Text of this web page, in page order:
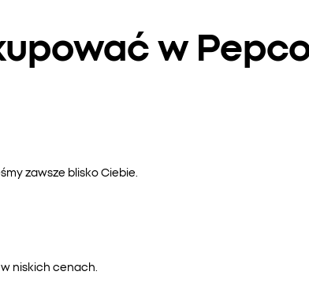
w
zawsze blisko Ciebie.
niskich cenach.